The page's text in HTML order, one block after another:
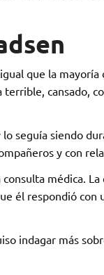
que la
terrible, cansado,
seguía siendo
y con
médica.
él respondió
indagar más